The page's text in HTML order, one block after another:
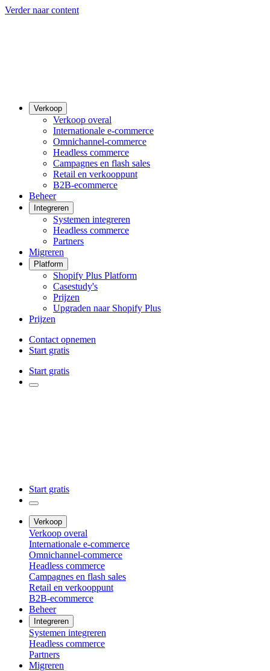
Verder naar content
Verkoop
Verkoop overal
Internationale e-commerce
Omnichannel-commerce
Headless commerce
Campagnes en flash sales
Retail en verkooppunt
B2B-ecommerce
Beheer
Integreren
Systemen integreren
Headless commerce
Partners
Migreren
Platform
Shopify Plus Platform
Casestudy's
Prijzen
Upgraden naar Shopify Plus
Prijzen
Contact opnemen
Start gratis
Start gratis
Start gratis
Verkoop
Verkoop overal
Internationale e-commerce
Omnichannel-commerce
Headless commerce
Campagnes en flash sales
Retail en verkooppunt
B2B-ecommerce
Beheer
Integreren
Systemen integreren
Headless commerce
Partners
Migreren